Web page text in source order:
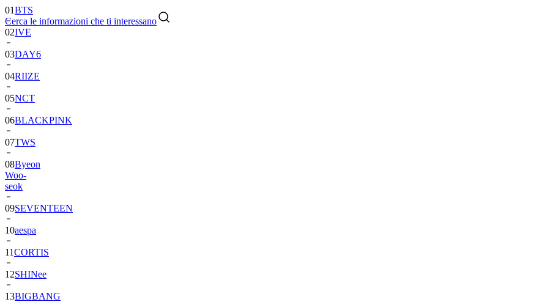
Cerca le informazioni che ti interessano
01BTS
02IVE
03DAY6
04RIIZE
05NCT
06BLACKPINK
07TWS
08Byeon
Woo-
seok
09SEVENTEEN
10aespa
11CORTIS
12SHINee
13BIGBANG